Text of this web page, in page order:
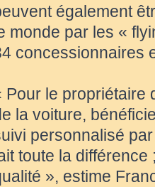
également
monde par les «
concessionnaires
Pour le propriétaire
la voiture,
personnalisé
toute la différence
», estime